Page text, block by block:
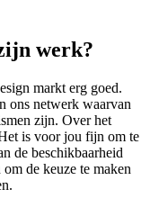
werk?
markt erg goed.
ons netwerk waarvan
zijn. Over het
is voor jou fijn om te
de beschikbaarheid
de keuze te maken